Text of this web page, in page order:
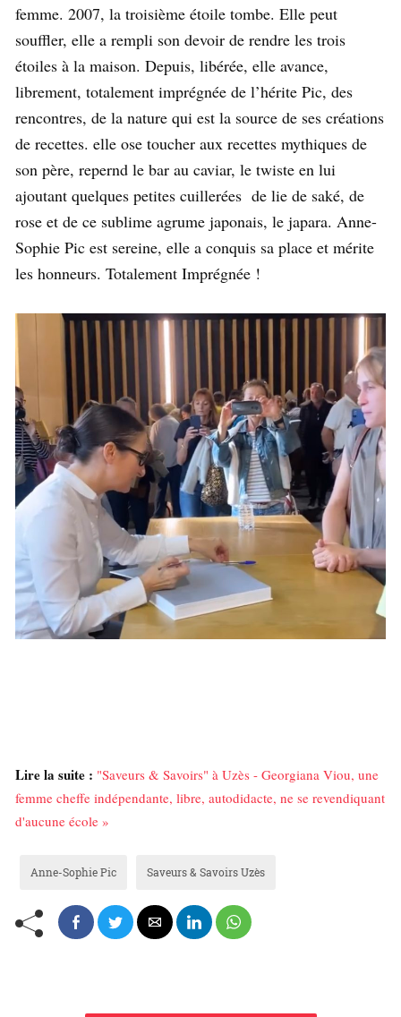
femme. 2007, la troisième étoile tombe. Elle peut
souffler, elle a rempli son devoir de rendre les trois
étoiles à la maison. Depuis, libérée, elle avance,
librement, totalement imprégnée de l’hérite Pic, des
rencontres, de la nature qui est la source de ses créations
de recettes. elle ose toucher aux recettes mythiques de
son père, repernd le bar au caviar, le twiste en lui
ajoutant quelques petites cuillerées de lie de saké, de
rose et de ce sublime agrume japonais, le japara. Anne-
Sophie Pic est sereine, elle a conquis sa place et mérite
les honneurs. Totalement Imprégnée !
Lire la suite : "Saveurs & Savoirs" à Uzès - Georgiana Viou, une
femme cheffe indépendante, libre, autodidacte, ne se revendiquant
d'aucune école »
Anne-Sophie Pic Saveurs & Savoirs Uzès